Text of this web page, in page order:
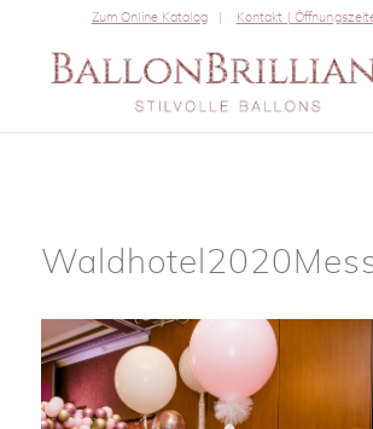
Zum Online Katalog Kontakt |